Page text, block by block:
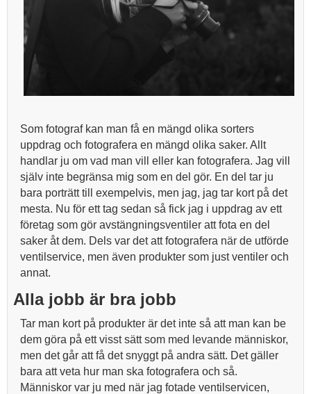
Som fotograf kan man få en mängd olika sorters
uppdrag och fotografera en mängd olika saker. Allt
handlar ju om vad man vill eller kan fotografera. Jag vill
själv inte begränsa mig som en del gör. En del tar ju
bara porträtt till exempelvis, men jag, jag tar kort på det
mesta. Nu för ett tag sedan så fick jag i uppdrag av ett
företag som gör avstängningsventiler att fota en del
saker åt dem. Dels var det att fotografera när de utförde
ventilservice, men även produkter som just ventiler och
annat.
Alla jobb är bra jobb
Tar man kort på produkter är det inte så att man kan be
dem göra på ett visst sätt som med levande människor,
men det går att få det snyggt på andra sätt. Det gäller
bara att veta hur man ska fotografera och så.
Människor var ju med när jag fotade ventilservicen,